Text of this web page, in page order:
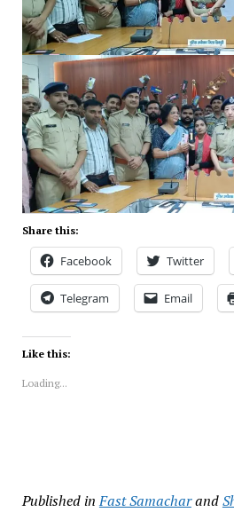
Share this:
Facebook Twitter
Telegram Email
Like this:
Loading...
Published in Fast Samacharand